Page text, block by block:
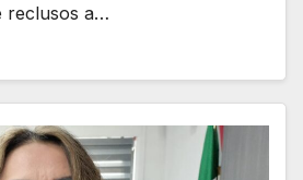
reclusos a…